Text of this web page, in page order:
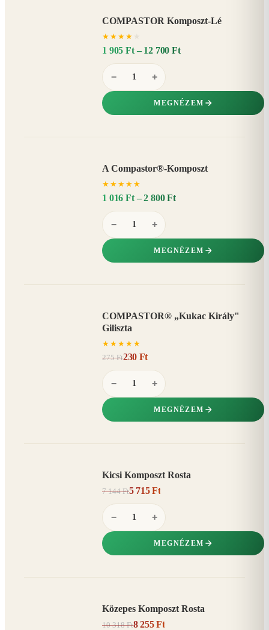
COMPASTOR Komposzt-Lé
★ ★ ★ ★
1 905 Ft – 12 700 Ft
− +
MEGNÉZEM
A Compastor®-Komposzt
★ ★ ★ ★ ★
1 016 Ft – 2 800 Ft
− +
MEGNÉZEM
COMPASTOR® „Kukac Király"
Giliszta
★ ★ ★ ★ ★
275 Ft230 Ft
− +
MEGNÉZEM
Kicsi Komposzt Rosta
7 144 Ft5 715 Ft
− +
MEGNÉZEM
Közepes Komposzt Rosta
10 318 Ft8 255 Ft